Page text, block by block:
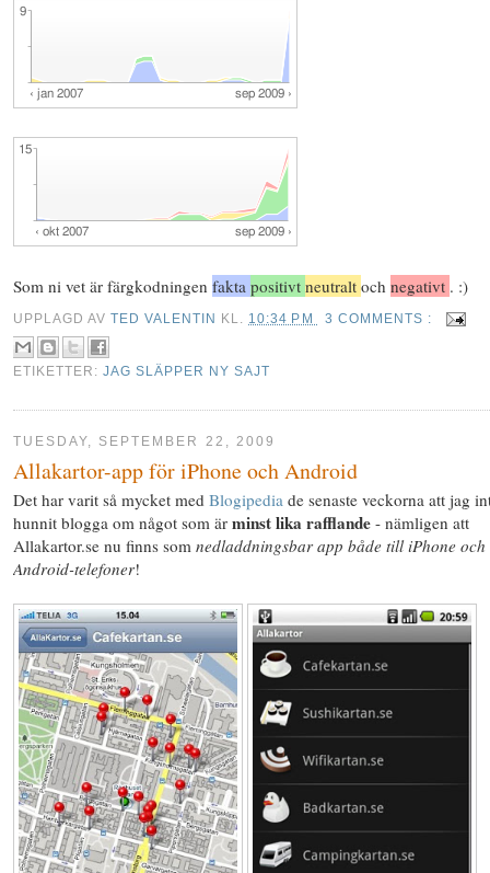
Som ni vet är färgkodningen fakta positivt neutralt och negativt . :)
UPPLAGD AVTED VALENTIN KL. 10:34 PM 3 COMMENTS :
ETIKETTER:JAG SLÄPPER NY SAJT
TUESDAY, SEPTEMBER 22, 2009
Allakartor-app för iPhone och Android
Det har varit så mycket med Blogipedia de senaste veckorna att jag
hunnit blogga om något som är minst lika rafflande - nämligen att
Allakartor.se nu finns som nedladdningsbar app både till iPhone och
Android-telefoner!